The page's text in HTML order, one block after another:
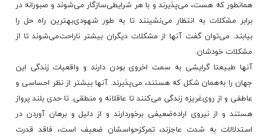
همانطور که‌ هست‌، می‌پذیرند و با هر شرایطی‌سازگار می‌شوند و صبورانه‌ در
برابر مشکلات‌ به‌ انتظار می‌نشینند تا به‌ طور شهودی‌بهترین‌ راه‌ حل‌ را
بیابند. می‌توان‌ گفت‌ آنها از مشکلات‌ دیگران‌ بیشتر ناراحت‌می‌شوند تا از
مشکلات‌ خودشان‌.
آنها طبیعتا گرایشی‌ به‌ سمت‌ اخروی‌ بودن‌ دارند و واقعیات‌ زندگی‌ این‌
جهان‌ را به‌همان‌ شکل‌ که‌ هستند، می‌پذیرند. آنها بیشتر از نظر احساسی‌ و
عاطفی‌ و از روی‌غریزه‌ زندگی‌ می‌کنند تا عاقلانه‌ و منطقی‌. تا حدی‌ بلند پرواز
هستند و از نیروی‌ اراده‌ضعیفی‌ برخوردارند و از دلیل‌ و برهان‌ آوردن‌ در
استدلالات‌ به‌ شدت‌ عاجزند، تمرکزحواسشان‌ ضعیف‌ است‌، فاقد قدرت‌